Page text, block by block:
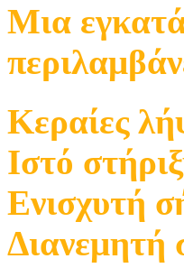
Μια
Κεραίες
Ιστό
Ενισχυτή
Διανεμητή